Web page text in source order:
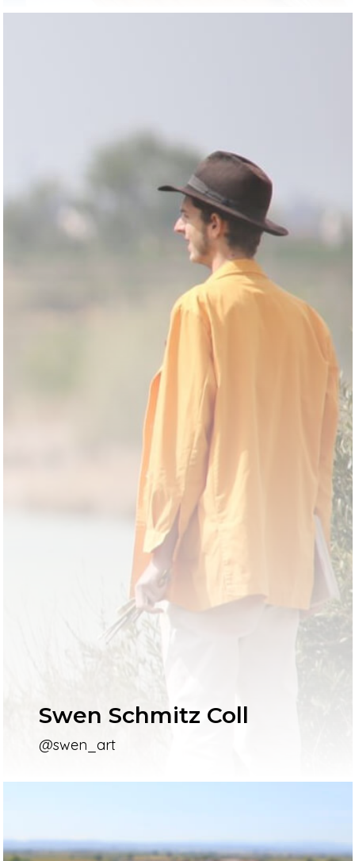
Swen Schmitz Coll
@swen_art